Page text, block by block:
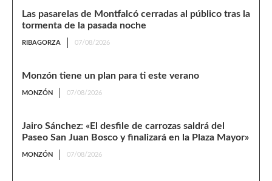
Las pasarelas de Montfalcó cerradas al público tras la
tormenta de la pasada noche
RIBAGORZA 07/08/2026
Monzón tiene un plan para ti este verano
MONZÓN 07/08/2026
Jairo Sánchez: «El desfile de carrozas saldrá del
Paseo San Juan Bosco y finalizará en la Plaza Mayor»
MONZÓN 07/08/2026